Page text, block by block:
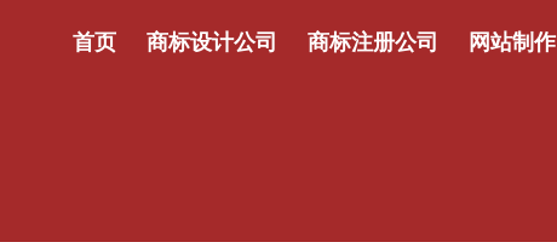
首页 商标设计公司 商标注册公司 网站制作